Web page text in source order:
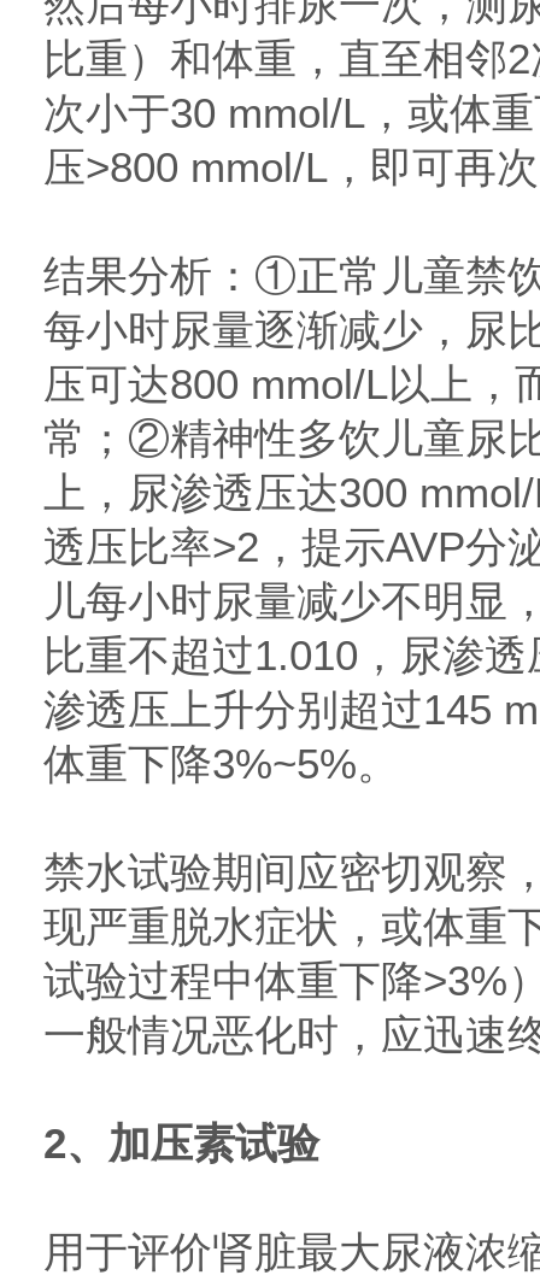
比重）和体重，直至相邻
次小于30 mmol/L，或体
压>800 mmol/L，即可再
结果分析：①正常儿童禁
每小时尿量逐渐减少，尿
压可达800 mmol/L以上，
常；②精神性多饮儿童尿
上，尿渗透压达300
透压比率>2，提示AVP分
儿每小时尿量减少不明显
比重不超过1.010，尿渗
渗透压上升分别超过145
体重下降3%~5%。
禁水试验期间应密切观察
现严重脱水症状，或体重
试验过程中体重下降>3%
一般情况恶化时，应迅速
2、加压素试验
用于评价肾脏最大尿液浓